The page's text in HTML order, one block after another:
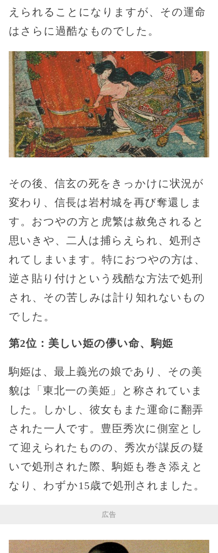
えられることになりますが、その運命
はさらに過酷なものでした。
その後、信玄の死をきっかけに状況が
変わり、信長は岩村城を再び奪還しま
す。おつやの方と虎繁は赦免されると
思いきや、二人は捕らえられ、処刑さ
れてしまいます。特におつやの方は、
逆さ貼り付けという残酷な方法で処刑
され、その苦しみは計り知れないもの
でした。
第2位：美しい姫の儚い命、駒姫
駒姫は、最上義光の娘であり、その美
貌は「東北一の美姫」と称されていま
した。しかし、彼女もまた運命に翻弄
された一人です。豊臣秀次に側室とし
て迎えられたものの、秀次が謀反の疑
いで処刑された際、駒姫も巻き添えと
なり、わずか15歳で処刑されました。
広告